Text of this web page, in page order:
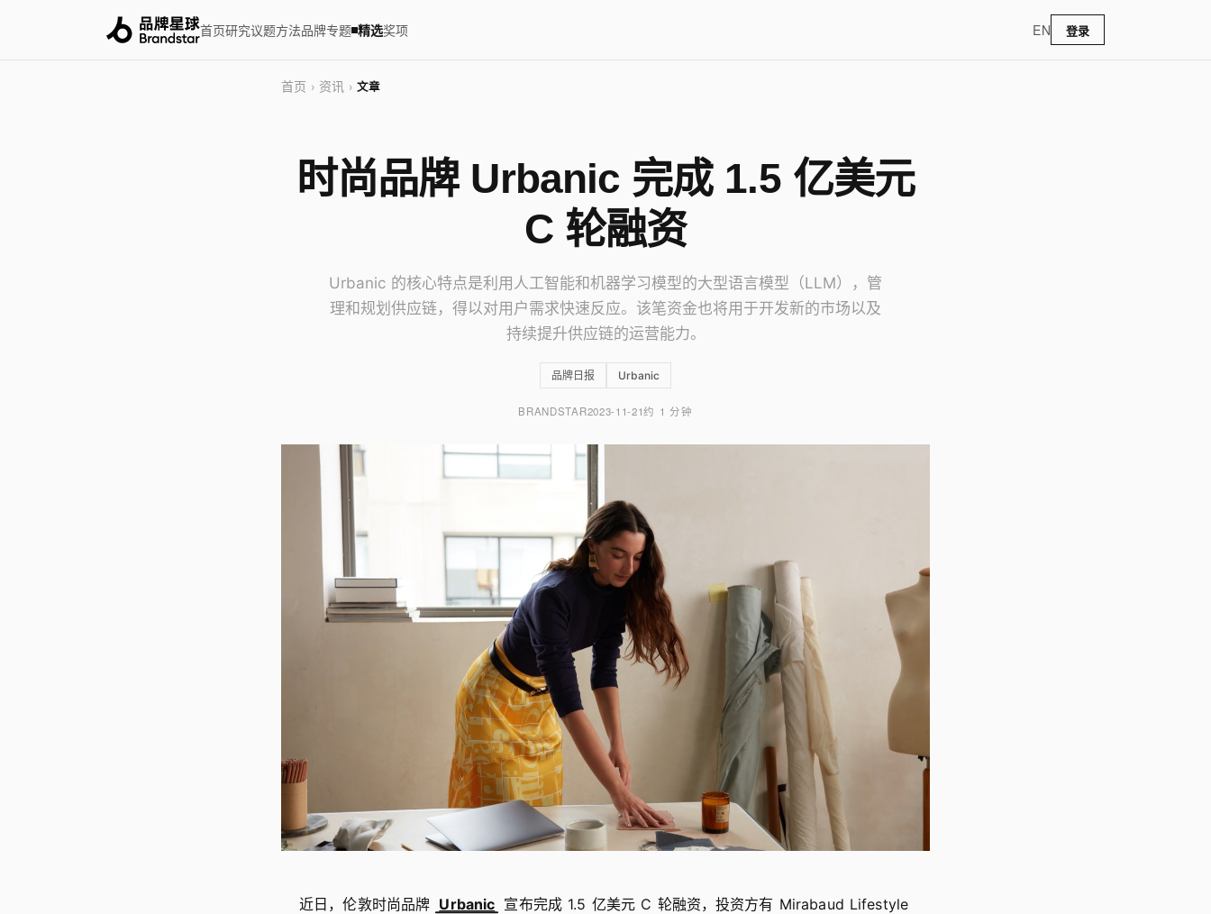
首页研究议题方法品牌专题 精选奖项 EN 登录
首页 › 资讯 › 文章
时尚品牌 Urbanic 完成 1.5 亿美元
C 轮融资
Urbanic 的核心特点是利用人工智能和机器学习模型的大型语言模型（LLM），管
理和规划供应链，得以对用户需求快速反应。该笔资金也将用于开发新的市场以及
持续提升供应链的运营能力。
品牌日报 Urbanic
BRANDSTAR2023-11-21约 1 分钟
近日，伦敦时尚品牌 Urbanic 宣布完成 1.5 亿美元 C 轮融资，投资方有 Mirabaud Lifestyle